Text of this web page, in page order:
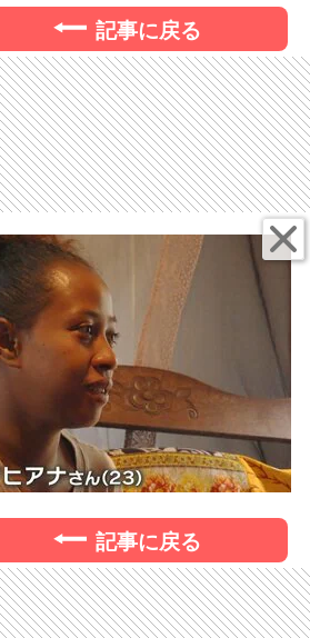
記事に戻る
記事に戻る